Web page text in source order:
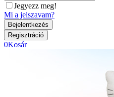
Jegyezz meg!
Mi a jelszavam?
0Kosár